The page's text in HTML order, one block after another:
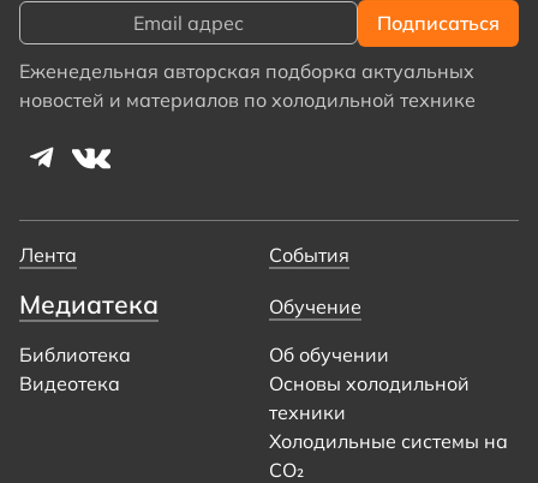
Еженедельная авторская подборка актуальных
новостей и материалов по холодильной технике
Лента События
Медиатека
Библиотека
Видеотека
Обучение
Об обучении
Основы холодильной
техники
Холодильные системы на
CO₂